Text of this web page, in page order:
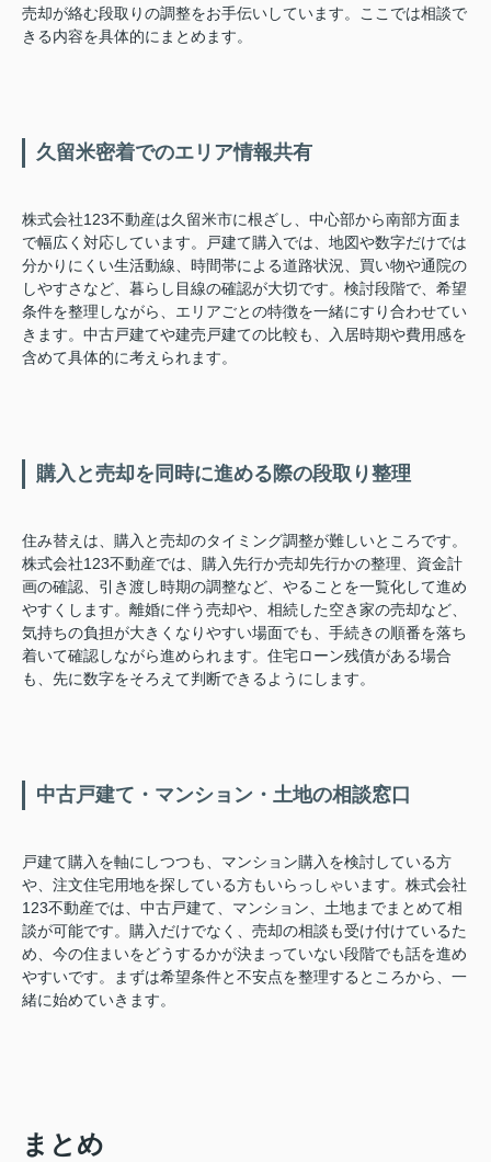
売却が絡む段取りの調整をお手伝いしています。ここでは相談で
きる内容を具体的にまとめます。
久留米密着でのエリア情報共有
株式会社123不動産は久留米市に根ざし、中心部から南部方面ま
で幅広く対応しています。戸建て購入では、地図や数字だけでは
分かりにくい生活動線、時間帯による道路状況、買い物や通院の
しやすさなど、暮らし目線の確認が大切です。検討段階で、希望
条件を整理しながら、エリアごとの特徴を一緒にすり合わせてい
きます。中古戸建てや建売戸建ての比較も、入居時期や費用感を
含めて具体的に考えられます。
購入と売却を同時に進める際の段取り整理
住み替えは、購入と売却のタイミング調整が難しいところです。
株式会社123不動産では、購入先行か売却先行かの整理、資金計
画の確認、引き渡し時期の調整など、やることを一覧化して進め
やすくします。離婚に伴う売却や、相続した空き家の売却など、
気持ちの負担が大きくなりやすい場面でも、手続きの順番を落ち
着いて確認しながら進められます。住宅ローン残債がある場合
も、先に数字をそろえて判断できるようにします。
中古戸建て・マンション・土地の相談窓口
戸建て購入を軸にしつつも、マンション購入を検討している方
や、注文住宅用地を探している方もいらっしゃいます。株式会社
123不動産では、中古戸建て、マンション、土地までまとめて相
談が可能です。購入だけでなく、売却の相談も受け付けているた
め、今の住まいをどうするかが決まっていない段階でも話を進め
やすいです。まずは希望条件と不安点を整理するところから、一
緒に始めていきます。
まとめ